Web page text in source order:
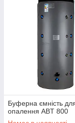
Буферна ємність
опалення ABT 800